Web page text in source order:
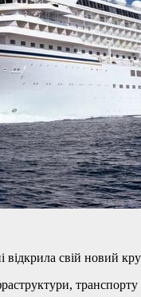
свій новий